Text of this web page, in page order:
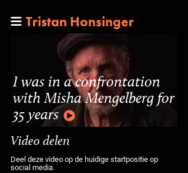
Tristan Honsinger
I was in a confrontation
with Misha Mengelberg for
35 years
Video delen
Deel deze video op de huidige startpositie op
social media.